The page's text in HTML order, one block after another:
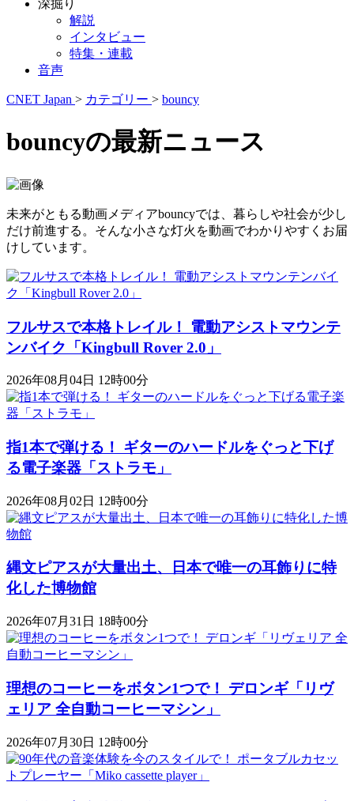
深掘り
解説
インタビュー
特集・連載
音声
CNET Japan > カテゴリー > bouncy
bouncyの最新ニュース
未来がともる動画メディアbouncyでは、暮らしや社会が少し
だけ前進する。そんな小さな灯火を動画でわかりやすくお届
けしています。
フルサスで本格トレイル！ 電動アシストマウンテ
ンバイク「Kingbull Rover 2.0」
2026年08月04日 12時00分
指1本で弾ける！ ギターのハードルをぐっと下げ
る電子楽器「ストラモ」
2026年08月02日 12時00分
縄文ピアスが大量出土、日本で唯一の耳飾りに特
化した博物館
2026年07月31日 18時00分
理想のコーヒーをボタン1つで！ デロンギ「リヴ
ェリア 全自動コーヒーマシン」
2026年07月30日 12時00分